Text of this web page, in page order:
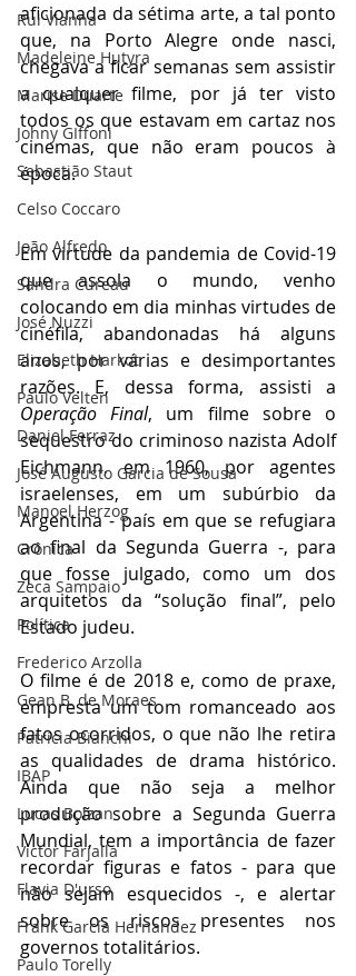
Rui Vianna
Madeleine Hutyra
Marise Duarte
Johny GIffoni
Sebastião Staut
Celso Coccaro
João Alfredo
Sandra Cureau
José Nuzzi
Elizabeth Harkot
Paulo Velten
Daniel Ferraz
José Augusto Garcia de Sousa
Manoel Herzog
Crônica
Zeca Sampaio
Política
Frederico Arzolla
Gean B. de Moraes
Patrícia Bianchi
IBAP
Lucas Bolzan
Victor Farjalla
Flavia D'urso
Frank García Hernandez
Paulo Torelly
aficionada da sétima arte, a tal ponto
que, na Porto Alegre onde nasci,
chegava a ficar semanas sem assistir
a qualquer filme, por já ter visto
todos os que estavam em cartaz nos
cinemas, que não eram poucos à
época.
Em virtude da pandemia de Covid-19
que assola o mundo, venho
colocando em dia minhas virtudes de
cinéfila, abandonadas há alguns
anos, por várias e desimportantes
Operação Final, um filme sobre o
sequestro do criminoso nazista Adolf
Eichmann, em 1960, por agentes
israelenses, em um subúrbio da
Argentina - país em que se refugiara
ao final da Segunda Guerra -, para
que fosse julgado, como um dos
arquitetos da “solução final”, pelo
Estado judeu.
O filme é de 2018 e, como de praxe,
empresta um tom romanceado aos
fatos ocorridos, o que não lhe retira
as qualidades de drama histórico.
Ainda que não seja a melhor
produção sobre a Segunda Guerra
Mundial, tem a importância de fazer
recordar figuras e fatos - para que
não sejam esquecidos -, e alertar
sobre os riscos presentes nos
governos totalitários.